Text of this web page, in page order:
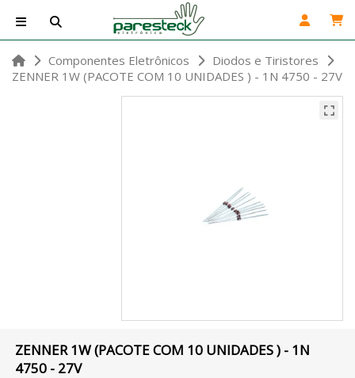
Componentes Eletrônicos
Diodos e Tiristores
ZENNER 1W (PACOTE COM 10 UNIDADES ) - 1N 4750 - 27V
ZENNER 1W (PACOTE COM 10 UNIDADES ) - 1N
4750 - 27V